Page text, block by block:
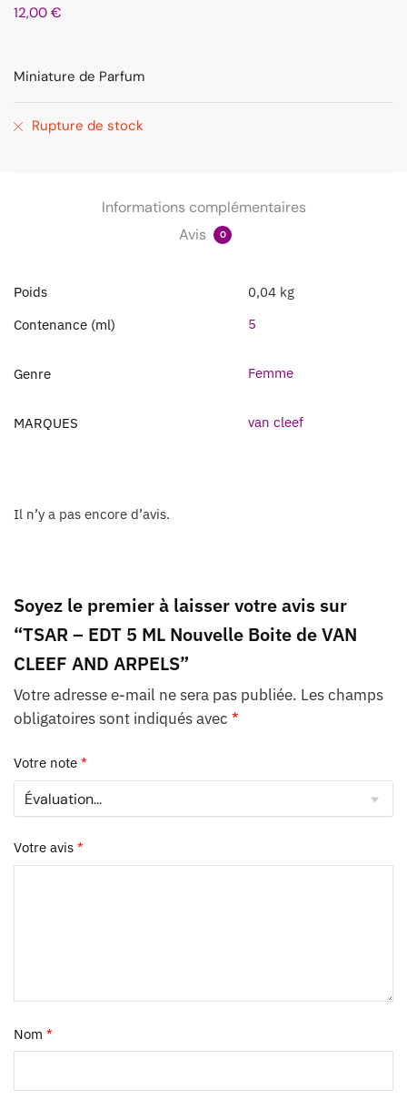
12,00 €
Miniature de Parfum
Rupture de stock
Informations complémentaires
Avis
0
Poids
0,04 kg
Contenance (ml)
5
Genre Femme
MARQUES van cleef
Il n’y a pas encore d’avis.
Soyez le premier à laisser votre avis sur
“TSAR – EDT 5 ML Nouvelle Boite de VAN
CLEEF AND ARPELS”
Votre adresse e-mail ne sera pas publiée. Les champs
obligatoires sont indiqués avec *
Votre note *
Votre avis *
Nom *